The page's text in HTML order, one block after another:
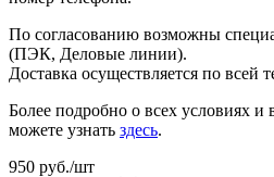
По согласованию возможны
(ПЭК, Деловые линии).
Доставка осуществляется по всей
Более подробно о всех условиях и
можете узнать здесь.
950 руб./шт